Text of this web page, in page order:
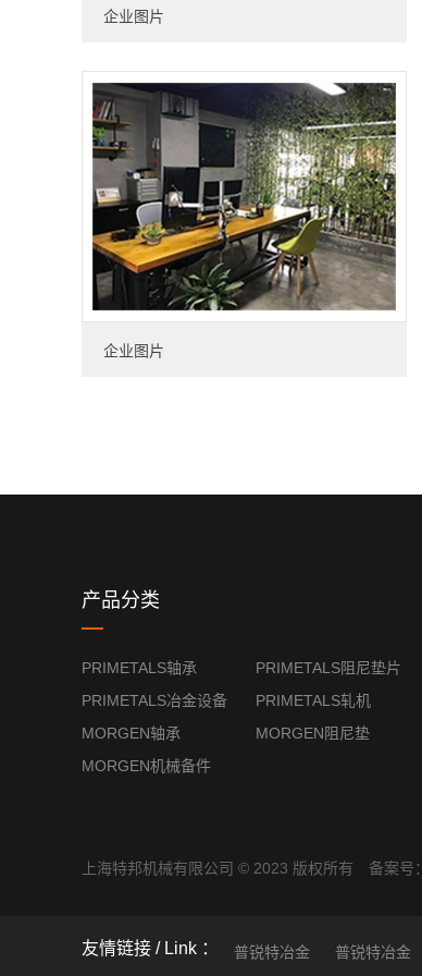
企业图片
企业图片
产品分类
PRIMETALS轴承
PRIMETALS阻尼垫片
PRIMETALS冶金设备
PRIMETALS轧机
MORGEN轴承
MORGEN阻尼垫
MORGEN机械备件
上海特邦机械有限公司 © 2023 版权所有 备案号：
友情链接 普锐特冶金 普锐特冶金